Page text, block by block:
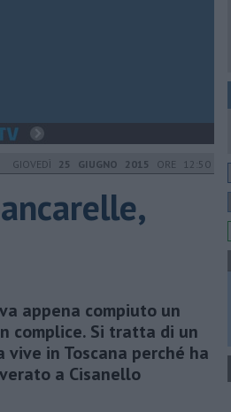
GIOVEDÌ 25 GIUGNO 2015 ORE 12:50
appena compiuto un
complice. Si tratta di un
vive in Toscana perché ha
a Cisanello